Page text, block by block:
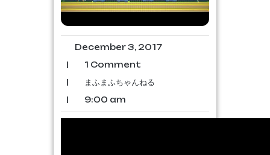
December 3, 2017
|
1 Comment
|
まふまふちゃんねる
|
9:00 am